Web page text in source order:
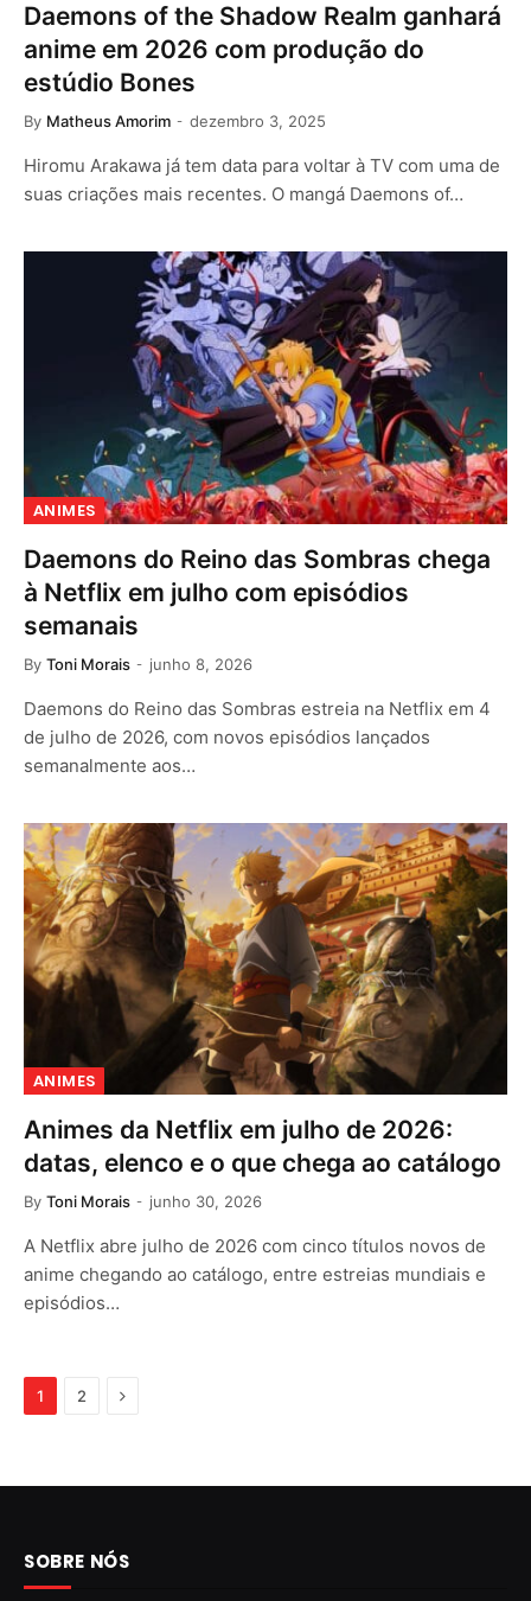
Daemons of the Shadow Realm ganhará
anime em 2026 com produção do
estúdio Bones
By Matheus Amorim dezembro 3, 2025
Hiromu Arakawa já tem data para voltar à TV com uma de
suas criações mais recentes. O mangá Daemons of…
ANIMES
Daemons do Reino das Sombras chega
à Netflix em julho com episódios
semanais
By Toni Morais junho 8, 2026
Daemons do Reino das Sombras estreia na Netflix em 4
de julho de 2026, com novos episódios lançados
semanalmente aos…
ANIMES
Animes da Netflix em julho de 2026:
datas, elenco e o que chega ao catálogo
By Toni Morais junho 30, 2026
A Netflix abre julho de 2026 com cinco títulos novos de
anime chegando ao catálogo, entre estreias mundiais e
episódios…
1 2 Next
SOBRE NÓS